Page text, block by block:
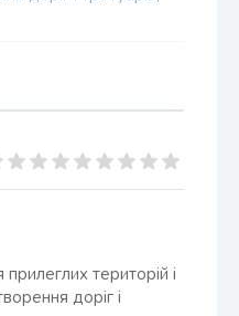
територій і
доріг і